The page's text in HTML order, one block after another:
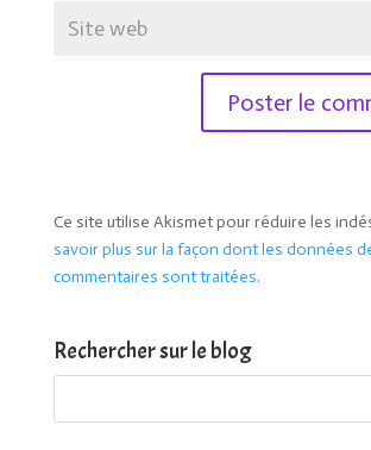
Ce site utilise Akismet pour réduire les
savoir plus sur la façon dont les données
commentaires sont traitées.
Rechercher sur le blog